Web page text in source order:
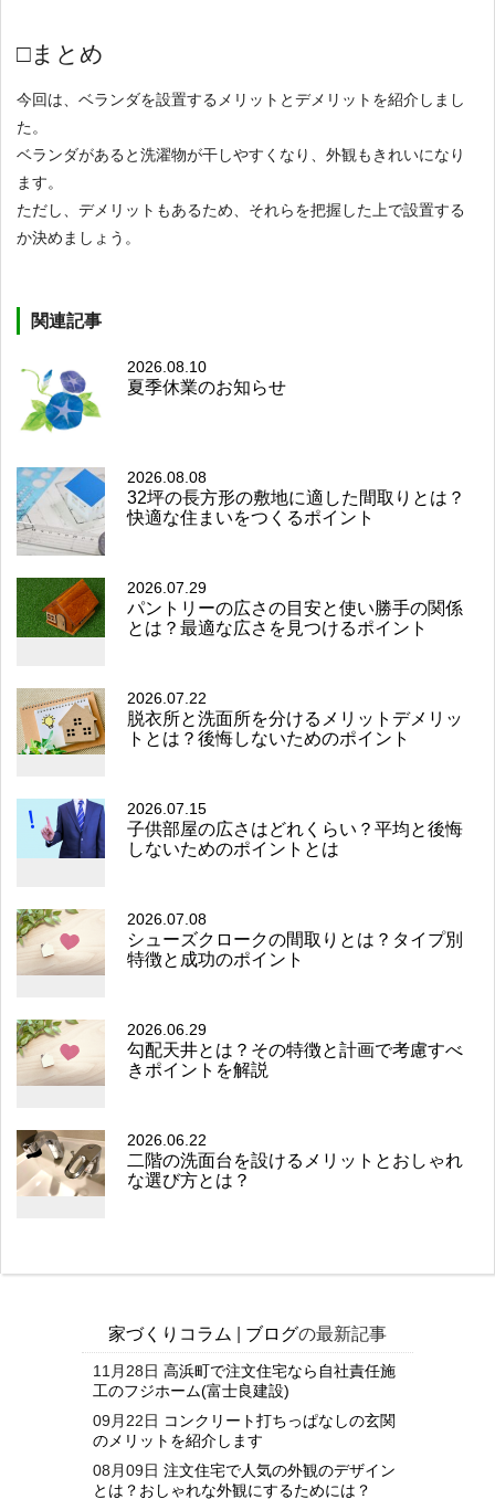
□まとめ
今回は、ベランダを設置するメリットとデメリットを紹介しまし
た。
ベランダがあると洗濯物が干しやすくなり、外観もきれいになり
ます。
ただし、デメリットもあるため、それらを把握した上で設置する
か決めましょう。
関連記事
2026.08.10
夏季休業のお知らせ
2026.08.08
32坪の長方形の敷地に適した間取りとは？
快適な住まいをつくるポイント
2026.07.29
パントリーの広さの目安と使い勝手の関係
とは？最適な広さを見つけるポイント
2026.07.22
脱衣所と洗面所を分けるメリットデメリッ
トとは？後悔しないためのポイント
2026.07.15
子供部屋の広さはどれくらい？平均と後悔
しないためのポイントとは
2026.07.08
シューズクロークの間取りとは？タイプ別
特徴と成功のポイント
2026.06.29
勾配天井とは？その特徴と計画で考慮すべ
きポイントを解説
2026.06.22
二階の洗面台を設けるメリットとおしゃれ
な選び方とは？
家づくりコラム ブログの最新記事
11月28日 高浜町で注文住宅なら自社責任施
工のフジホーム(富士良建設)
09月22日 コンクリート打ちっぱなしの玄関
のメリットを紹介します
08月09日 注文住宅で人気の外観のデザイン
とは？おしゃれな外観にするためには？